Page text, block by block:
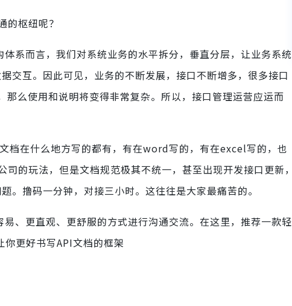
枢纽呢？
系而言，我们对系统业务的水平拆分，垂直分层，让业务系统
交互。因此可见，业务的不断发展，接口不断增多，很多接口
么使用和说明将变得非常复杂。所以，接口管理运营应运而
文档在什么地方写的都有，有在word写的，有在excel写的，也
的玩法，但是文档规范极其不统一，甚至出现开发接口更新，
。撸码一分钟，对接三小时。这往往是大家最痛苦的。
、更直观、更舒服的方式进行沟通交流。在这里，推荐一款轻
更好书写API文档的框架